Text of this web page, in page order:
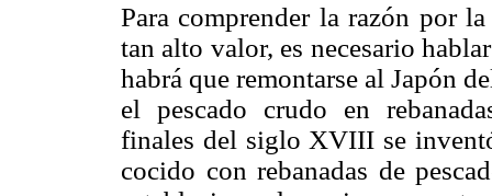
Para comprender la razón por
tan alto valor, es necesario
habrá que remontarse al Japón
el pescado crudo en
finales del siglo XVIII se
cocido con rebanadas de